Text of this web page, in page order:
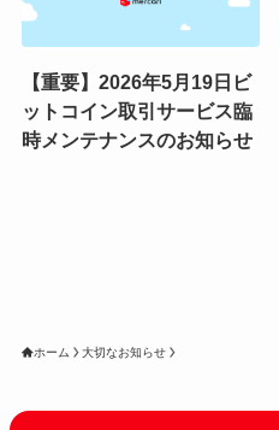
【重要】2026年5月19日ビ
ットコイン取引サービス臨
時メンテナンスのお知らせ
ホーム 大切なお知らせ